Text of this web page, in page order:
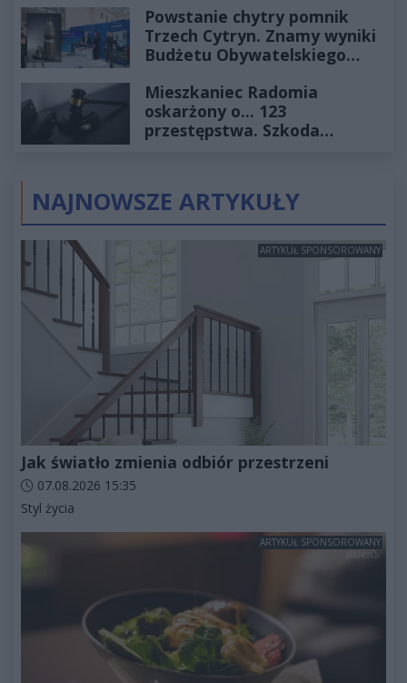
Powstanie chytry pomnik
Trzech Cytryn. Znamy wyniki
Budżetu Obywatelskiego
Mieszkaniec Radomia
oskarżony o... 123
przestępstwa. Szkoda
NAJNOWSZE ARTYKUŁY
ARTYKUŁ SPONSOROWANY
Jak światło zmienia odbiór przestrzeni
Data dodania artykułu:
07.08.2026 15:35
Kategorie artykułu:
Styl życia
ARTYKUŁ SPONSOROWANY